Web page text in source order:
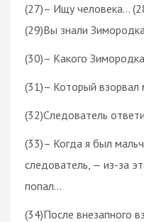
(27)– Ищу человека…
(29)Вы знали
(30)– Какого
(31)– Который взорвал
(32)Следователь
(33)– Когда я был
следователь, — из-за
попал…
(34)После внезапного